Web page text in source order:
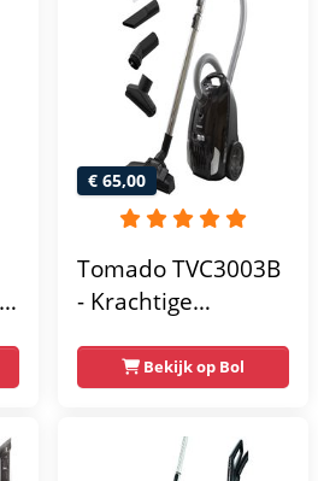
€ 65,00
Tomado TVC3003B
- Krachtige
Extra stil - HEPA 13
filter - Snoerlengte
9 meter - Zwart
Bekijk op Bol